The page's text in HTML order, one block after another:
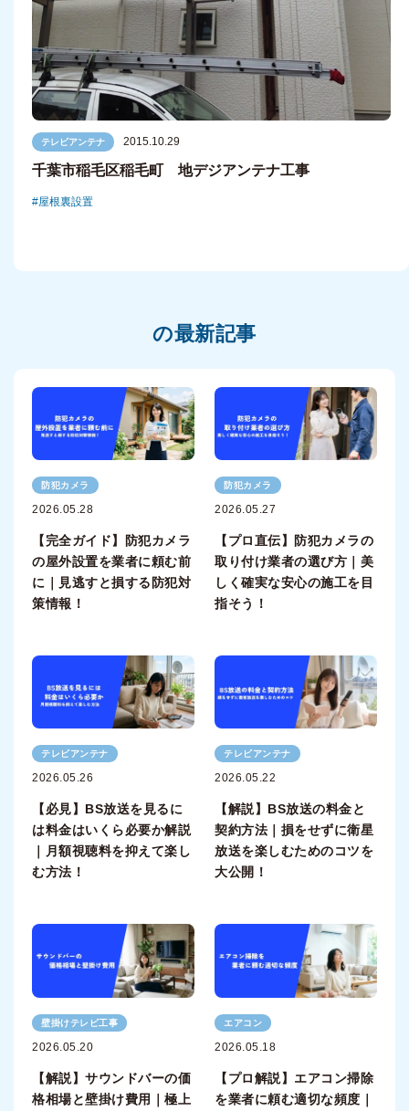
テレビアンテナ 2015.10.29
千葉市稲毛区稲毛町 地デジアンテナ工事
屋根裏設置
の最新記事
防犯カメラ
2026.05.28
【完全ガイド】防犯カメラ
の屋外設置を業者に頼む前
に｜見逃すと損する防犯対
策情報！
防犯カメラ
2026.05.27
【プロ直伝】防犯カメラの
取り付け業者の選び方｜美
しく確実な安心の施工を目
指そう！
テレビアンテナ
2026.05.26
【必見】BS放送を見るに
は料金はいくら必要か解説
｜月額視聴料を抑えて楽し
む方法！
テレビアンテナ
2026.05.22
【解説】BS放送の料金と
契約方法｜損をせずに衛星
放送を楽しむためのコツを
大公開！
壁掛けテレビ工事
2026.05.20
【解説】サウンドバーの価
格相場と壁掛け費用｜極上
エアコン
2026.05.18
【プロ解説】エアコン掃除
を業者に頼む適切な頻度｜